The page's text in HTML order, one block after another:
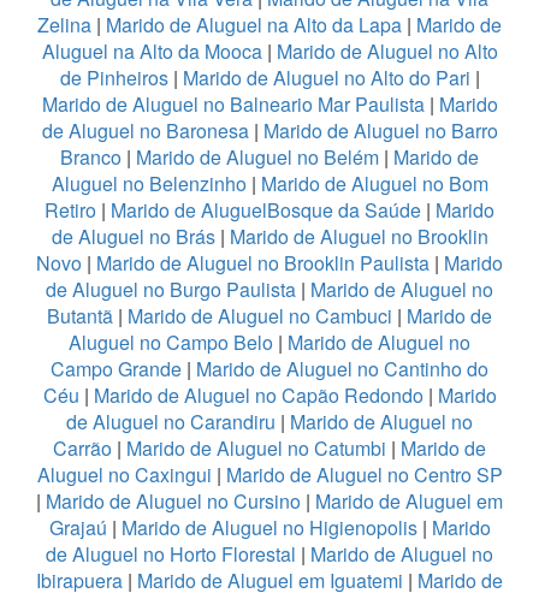
Zelina | Marido de Aluguel na Alto da Lapa | Marido de
Aluguel na Alto da Mooca| Marido de Aluguel no Alto
de Pinheiros| Marido de Aluguel no Alto do Pari |
Marido de Aluguel no Balneario Mar Paulista| Marido
de Aluguel no Baronesa| Marido de Aluguel no Barro
Branco | Marido de Aluguel no Belém | Marido de
Aluguel no Belenzinho| Marido de Aluguel no Bom
Retiro | Marido de AluguelBosque da Saúde | Marido
de Aluguel no Brás| Marido de Aluguel no Brooklin
Novo | Marido de Aluguel no Brooklin Paulista | Marido
de Aluguel no Burgo Paulista | Marido de Aluguel no
Butantã | Marido de Aluguel no Cambuci | Marido de
Aluguel no Campo Belo | Marido de Aluguel no
Campo Grande | Marido de Aluguel no Cantinho do
Céu | Marido de Aluguel no Capão Redondo| Marido
de Aluguel no Carandiru | Marido de Aluguel no
Carrão | Marido de Aluguel no Catumbi | Marido de
Aluguel no Caxingui | Marido de Aluguel no Centro SP
| Marido de Aluguel no Cursino | Marido de Aluguel em
Grajaú | Marido de Aluguel no Higienopolis| Marido
de Aluguel no Horto Florestal | Marido de Aluguel no
Ibirapuera | Marido de Aluguel em Iguatemi | Marido de